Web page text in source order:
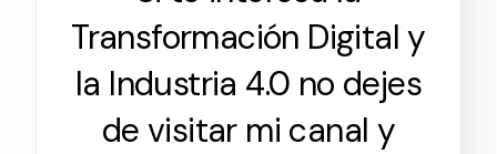
Transformación Digital y
la Industria 4.0 no dejes
de visitar mi canal y